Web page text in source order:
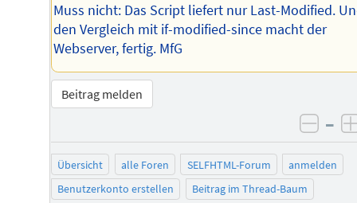
Muss nicht: Das Script liefert nur Last-Modified.
den Vergleich mit if-modified-since macht der
Webserver, fertig. MfG
Beitrag melden
–
Übersicht alle Foren SELFHTML-Forum
anmelden
Benutzerkonto erstellen
Beitrag im Thread-Baum